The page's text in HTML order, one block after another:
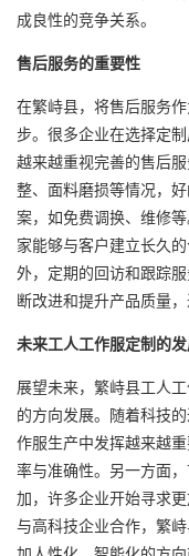
成良性的竞争关系。
售后服务的重要性
在繁峙县，将售后服务
步。很多企业在选择定
越来越重视完善的售后
整、面料磨损等情况，
案，如免费调换、维修
家能够与客户建立长久
外，定期的回访和跟踪
断改进和提升产品质量
未来工人工作服定制的
展望未来，繁峙县工人
的方向发展。随着科技
作服生产中发挥越来越
率与准确性。另一方面
加，许多企业开始寻求
与高科技企业合作，繁